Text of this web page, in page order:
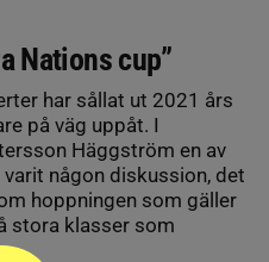
Nations cup”
har sållat ut 2021 års
på väg uppåt. I
Häggström en av
någon diskussion, det
hoppningen som gäller
stora klasser som